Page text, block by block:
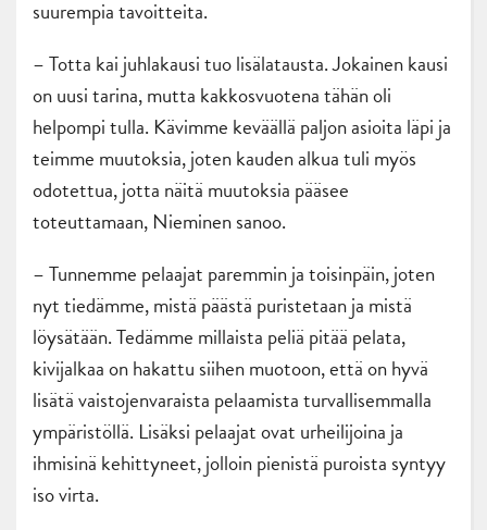
suurempia tavoitteita.
– Totta kai juhlakausi tuo lisälatausta. Jokainen kausi
on uusi tarina, mutta kakkosvuotena tähän oli
helpompi tulla. Kävimme keväällä paljon asioita läpi ja
teimme muutoksia, joten kauden alkua tuli myös
odotettua, jotta näitä muutoksia pääsee
toteuttamaan, Nieminen sanoo.
– Tunnemme pelaajat paremmin ja toisinpäin, joten
nyt tiedämme, mistä päästä puristetaan ja mistä
löysätään. Tedämme millaista peliä pitää pelata,
kivijalkaa on hakattu siihen muotoon, että on hyvä
lisätä vaistojenvaraista pelaamista turvallisemmalla
ympäristöllä. Lisäksi pelaajat ovat urheilijoina ja
ihmisinä kehittyneet, jolloin pienistä puroista syntyy
iso virta.